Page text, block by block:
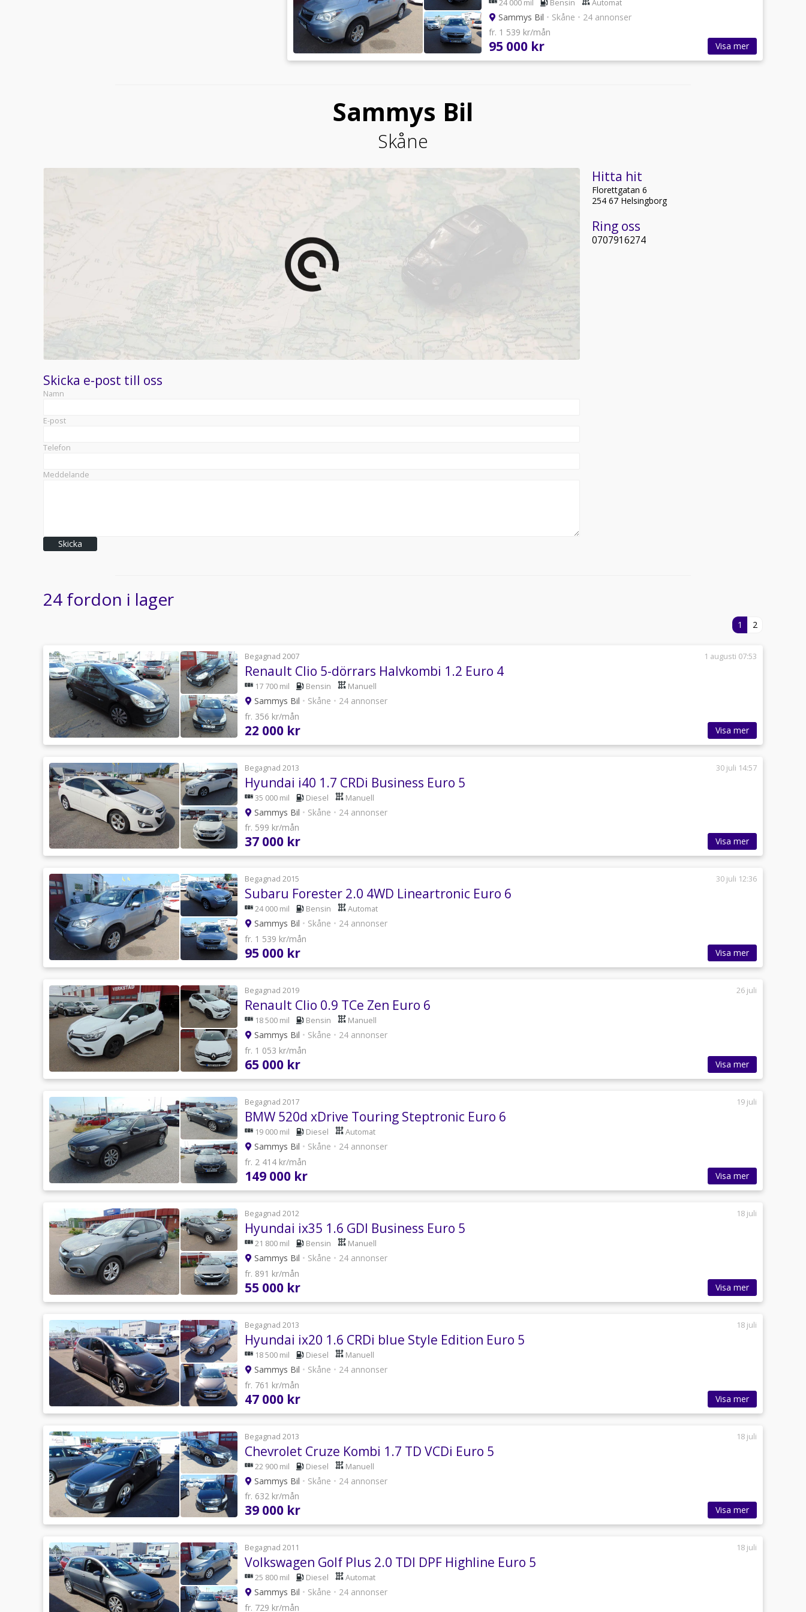
24 000 mil Bensin Automat
Sammys Bil • Skåne • 24 annonser
fr. 1 539 kr/mån
95 000 kr Visa mer
Sammys Bil
Skåne
Skicka e-post till oss
Namn
E-post
Telefon
Meddelande
Skicka
Hitta hit
Florettgatan 6
254 67 Helsingborg
Ring oss
0707916274
24 fordon i lager
1 2
Begagnad 2007 1 augusti 07:53
Renault Clio 5-dörrars Halvkombi 1.2 Euro 4
17 700 mil Bensin Manuell
Sammys Bil • Skåne • 24 annonser
fr. 356 kr/mån
22 000 kr Visa mer
Begagnad 2013 30 juli 14:57
Hyundai i40 1.7 CRDi Business Euro 5
35 000 mil Diesel Manuell
Sammys Bil • Skåne • 24 annonser
fr. 599 kr/mån
37 000 kr Visa mer
Begagnad 2015 30 juli 12:36
Subaru Forester 2.0 4WD Lineartronic Euro 6
24 000 mil Bensin Automat
Sammys Bil • Skåne • 24 annonser
fr. 1 539 kr/mån
95 000 kr Visa mer
Begagnad 2019 26 juli
Renault Clio 0.9 TCe Zen Euro 6
18 500 mil Bensin Manuell
Sammys Bil • Skåne • 24 annonser
fr. 1 053 kr/mån
65 000 kr Visa mer
Begagnad 2017 19 juli
BMW 520d xDrive Touring Steptronic Euro 6
19 000 mil Diesel Automat
Sammys Bil • Skåne • 24 annonser
fr. 2 414 kr/mån
149 000 kr Visa mer
Begagnad 2012 18 juli
Hyundai ix35 1.6 GDI Business Euro 5
21 800 mil Bensin Manuell
Sammys Bil • Skåne • 24 annonser
fr. 891 kr/mån
55 000 kr Visa mer
Begagnad 2013 18 juli
Hyundai ix20 1.6 CRDi blue Style Edition Euro 5
18 500 mil Diesel Manuell
Sammys Bil • Skåne • 24 annonser
fr. 761 kr/mån
47 000 kr Visa mer
Begagnad 2013 18 juli
Chevrolet Cruze Kombi 1.7 TD VCDi Euro 5
22 900 mil Diesel Manuell
Sammys Bil • Skåne • 24 annonser
fr. 632 kr/mån
39 000 kr Visa mer
Begagnad 2011 18 juli
Volkswagen Golf Plus 2.0 TDI DPF Highline Euro 5
25 800 mil Diesel Automat
Sammys Bil • Skåne • 24 annonser
fr. 729 kr/mån